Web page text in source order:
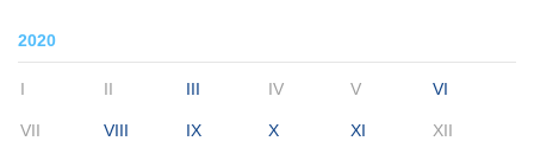
2020
I II III IV V VI
VII VIII IX X XI XII